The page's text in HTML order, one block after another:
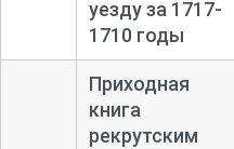
уезду за 1717-
1710 годы
Приходная
книга
рекрутским